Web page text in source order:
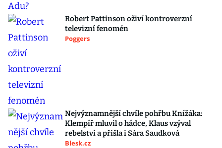
Robert Pattinson oživí kontroverzní
televizní fenomén
Poggers
Nejvýznamnější chvíle pohřbu Knížáka:
Klempíř mluvil o hádce, Klaus vzýval
rebelství a přišla i Sára Saudková
Blesk.cz